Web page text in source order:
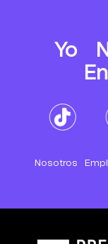
Yo
Nosotros